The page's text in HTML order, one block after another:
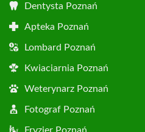
Dentysta Poznań
Apteka Poznań
Lombard Poznań
Kwiaciarnia Poznań
Weterynarz Poznań
Fotograf Poznań
Fryzjer Poznań